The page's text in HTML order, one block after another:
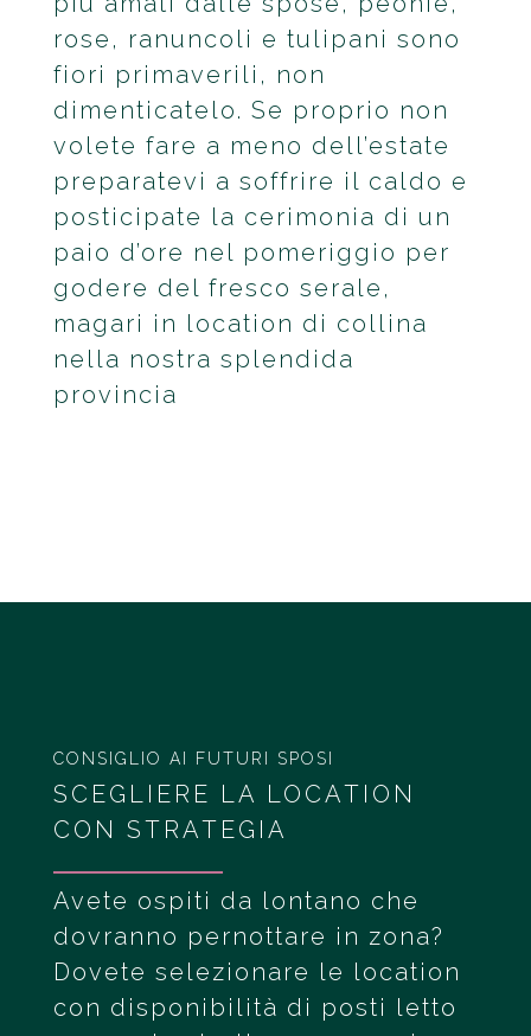
rose, ranuncoli e tulipani sono
fiori primaverili, non
dimenticatelo. Se proprio non
volete fare a meno dell’estate
preparatevi a soffrire il caldo e
posticipate la cerimonia di un
paio d’ore nel pomeriggio per
godere del fresco serale,
magari in location di collina
nella nostra splendida
provincia
CONSIGLIO AI FUTURI SPOSI
SCEGLIERE LA LOCATION
CON STRATEGIA
Avete ospiti da lontano che
dovranno pernottare in zona?
Dovete selezionare le location
con disponibilità di posti letto